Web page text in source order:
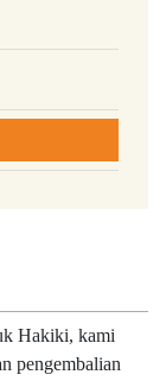
Hakiki, kami
pengembalian